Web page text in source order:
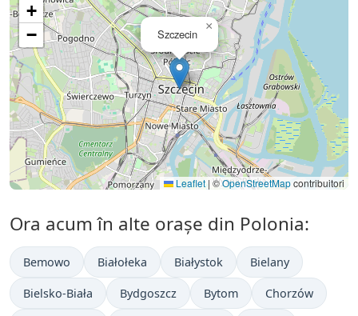
Szczecin
×
+
−
Leaflet | ©OpenStreetMapcontribuitori
Ora acum în alte orașe din Polonia:
Bemowo Białołeka Białystok Bielany
Bielsko-Biała Bydgoszcz Bytom Chorzów